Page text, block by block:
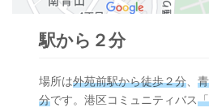
駅から２分
場所は外苑前駅から徒歩２分、
分です。港区コミュニティバス